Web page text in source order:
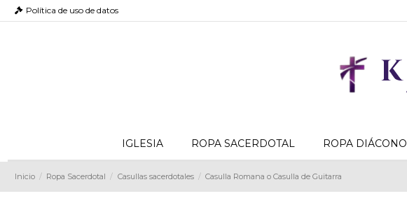
Política de uso de datos
IGLESIA ROPA SACERDOTAL ROPA DIÁCONO
Inicio Ropa Sacerdotal Casullas sacerdotales Casulla Romana o Casulla de Guitarra